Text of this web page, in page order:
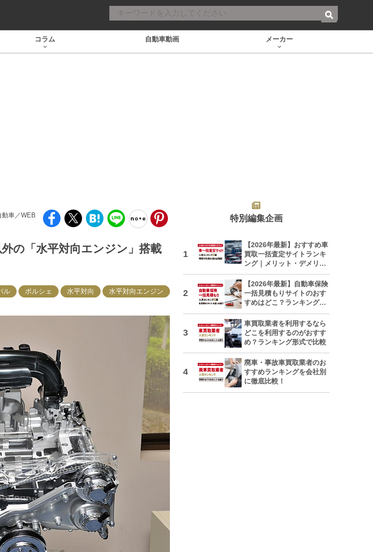
コラム 自動車動画 メーカー
動車／WEB
の「水平対向エンジン」搭載
ル ポルシェ 水平対向 水平対向エンジン
特別編集企画
【2026年最新】おすすめ車
買取一括査定サイトランキ
ング｜メリット・デメリッ
トも解説
【2026年最新】自動車保険
一括見積もりサイトのおす
すめはどこ？ランキングで
車買取業者を利用するなら
どこを利用するのがおすす
め？ランキング形式で比較
廃車・事故車買取業者のお
すすめランキングを会社別
に徹底比較！